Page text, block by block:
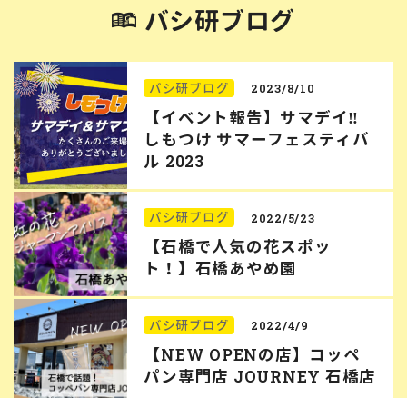
バシ研ブログ
バシ研ブログ 2023/8/10
【イベント報告】サマデイ‼︎
しもつけ サマーフェスティバ
ル 2023
バシ研ブログ 2022/5/23
【石橋で人気の花スポッ
ト！】石橋あやめ園
バシ研ブログ 2022/4/9
【NEW OPENの店】コッペ
パン専門店 JOURNEY 石橋店